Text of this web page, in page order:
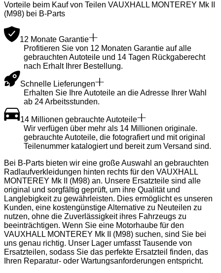
Vorteile beim Kauf von Teilen VAUXHALL MONTEREY Mk II
(M98) bei B-Parts
12 Monate Garantie
Profitieren Sie von 12 Monaten Garantie auf alle
gebrauchten Autoteile und 14 Tagen Rückgaberecht
nach Erhalt Ihrer Bestellung.
Schnelle Lieferungen
Erhalten Sie Ihre Autoteile an die Adresse Ihrer Wahl
ab 24 Arbeitsstunden.
14 Millionen gebrauchte Autoteile
Wir verfügen über mehr als 14 Millionen originale.
gebrauchte Autoteile, die fotografiert und mit original
Teilenummer katalogiert und bereit zum Versand sind.
Bei B-Parts bieten wir eine große Auswahl an gebrauchten
Radlaufverkleidungen hinten rechts für den VAUXHALL
MONTEREY Mk II (M98) an. Unsere Ersatzteile sind alle
original und sorgfältig geprüft, um ihre Qualität und
Langlebigkeit zu gewährleisten. Dies ermöglicht es unseren
Kunden, eine kostengünstige Alternative zu Neuteilen zu
nutzen, ohne die Zuverlässigkeit ihres Fahrzeugs zu
beeinträchtigen. Wenn Sie eine Motorhaube für den
VAUXHALL MONTEREY Mk II (M98) suchen, sind Sie bei
uns genau richtig. Unser Lager umfasst Tausende von
Ersatzteilen, sodass Sie das perfekte Ersatzteil finden, das
Ihren Reparatur- oder Wartungsanforderungen entspricht.